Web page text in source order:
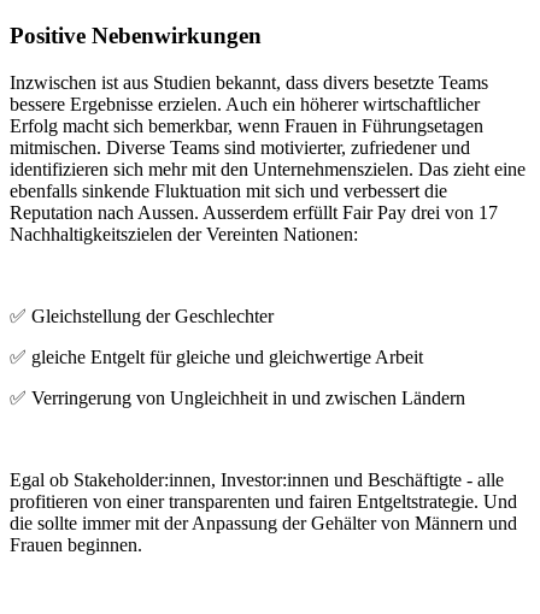
Positive Nebenwirkungen
Inzwischen ist aus Studien bekannt, dass divers besetzte Teams
bessere Ergebnisse erzielen. Auch ein höherer wirtschaftlicher
Erfolg macht sich bemerkbar, wenn Frauen in Führungsetagen
mitmischen. Diverse Teams sind motivierter, zufriedener und
identifizieren sich mehr mit den Unternehmenszielen. Das zieht eine
ebenfalls sinkende Fluktuation mit sich und verbessert die
Reputation nach Aussen. Ausserdem erfüllt Fair Pay drei von 17
Nachhaltigkeitszielen der Vereinten Nationen:
✅ Gleichstellung der Geschlechter
✅ gleiche Entgelt für gleiche und gleichwertige Arbeit
✅ Verringerung von Ungleichheit in und zwischen Ländern
Egal ob Stakeholder:innen, Investor:innen und Beschäftigte - alle
profitieren von einer transparenten und fairen Entgeltstrategie. Und
die sollte immer mit der Anpassung der Gehälter von Männern und
Frauen beginnen.